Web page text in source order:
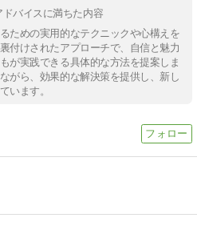
バイスに満ちた内容
ための実用的なテクニックや心構えを
付けされたアプローチで、自信と魅力
が実践できる具体的な方法を提案しま
がら、効果的な解決策を提供し、新し
います。